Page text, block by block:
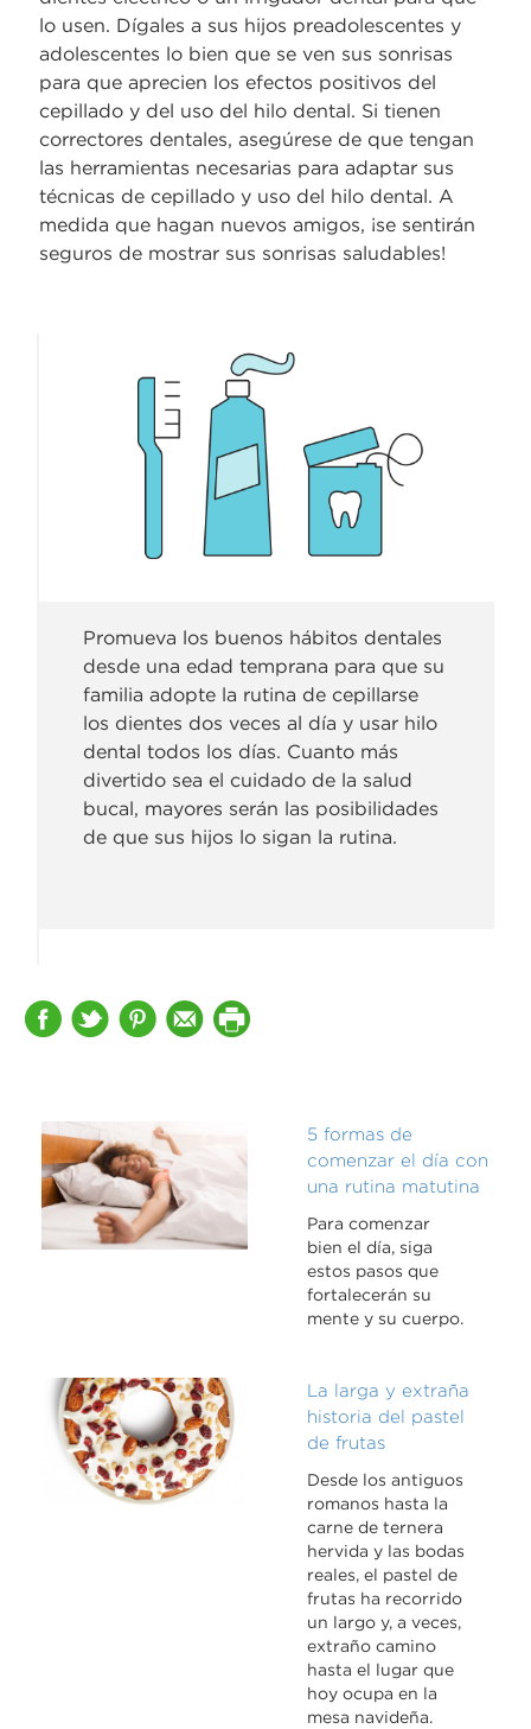
lo usen. Dígales a sus hijos preadolescentes y
adolescentes lo bien que se ven sus sonrisas
para que aprecien los efectos positivos del
cepillado y del uso del hilo dental. Si tienen
correctores dentales, asegúrese de que tengan
las herramientas necesarias para adaptar sus
técnicas de cepillado y uso del hilo dental. A
medida que hagan nuevos amigos, ¡se sentirán
seguros de mostrar sus sonrisas saludables!
Promueva los buenos hábitos dentales
desde una edad temprana para que su
familia adopte la rutina de cepillarse
los dientes dos veces al día y usar hilo
dental todos los días. Cuanto más
divertido sea el cuidado de la salud
bucal, mayores serán las posibilidades
de que sus hijos lo sigan la rutina.
5 formas de
comenzar el día con
una rutina matutina
Para comenzar
bien el día, siga
estos pasos que
fortalecerán su
mente y su cuerpo.
La larga y extraña
historia del pastel
de frutas
Desde los antiguos
romanos hasta la
carne de ternera
hervida y las bodas
reales, el pastel de
frutas ha recorrido
un largo y, a veces,
extraño camino
hasta el lugar que
hoy ocupa en la
mesa navideña.